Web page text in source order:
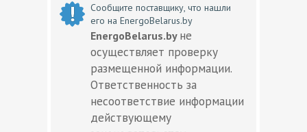
Сообщите поставщику, что нашли
его на EnergoBelarus.by
EnergoBelarus.by не
осуществляет проверку
размещенной информации.
Ответственность за
несоответствие информации
действующему